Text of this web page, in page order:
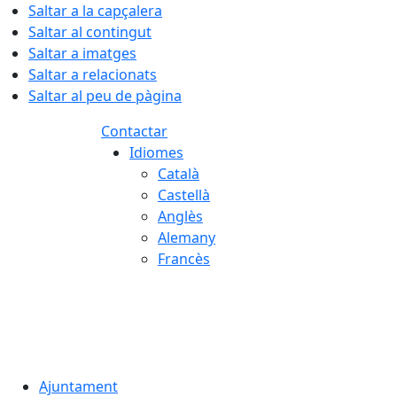
Saltar a la capçalera
Saltar al contingut
Saltar a imatges
Saltar a relacionats
Saltar al peu de pàgina
Contactar
Idiomes
Català
Castellà
Anglès
Alemany
Francès
Ajuntament